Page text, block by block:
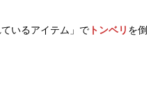
いるアイテム」で トンベリ を倒